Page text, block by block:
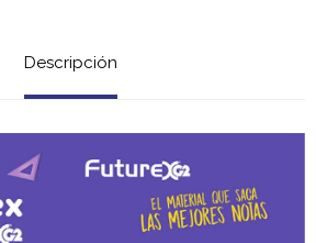
Descripción